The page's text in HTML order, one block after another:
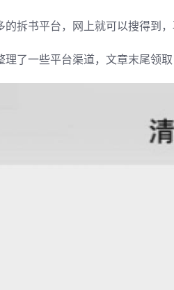
拆书平台，网上就可以搜得到
了一些平台渠道，文章末尾领取